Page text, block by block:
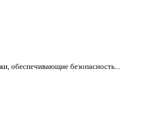
обеспечивающие безопасность...